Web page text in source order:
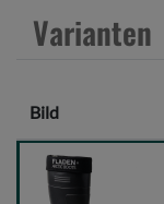
a
:
Varianten
Bild
Fladen
Arctic